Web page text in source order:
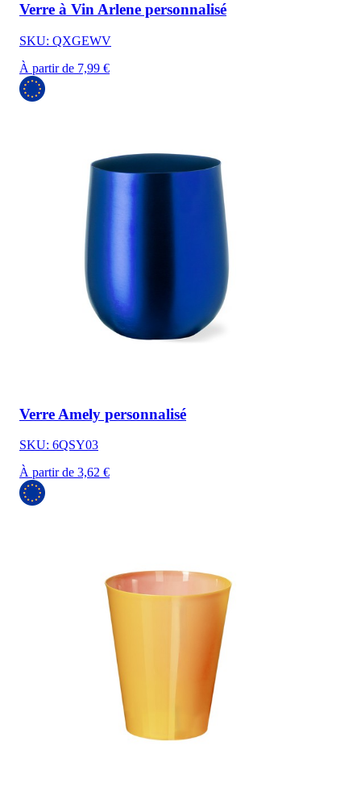
Verre à Vin Arlene personnalisé
SKU: QXGEWV
À partir de 7,99 €
Verre Amely personnalisé
SKU: 6QSY03
À partir de 3,62 €